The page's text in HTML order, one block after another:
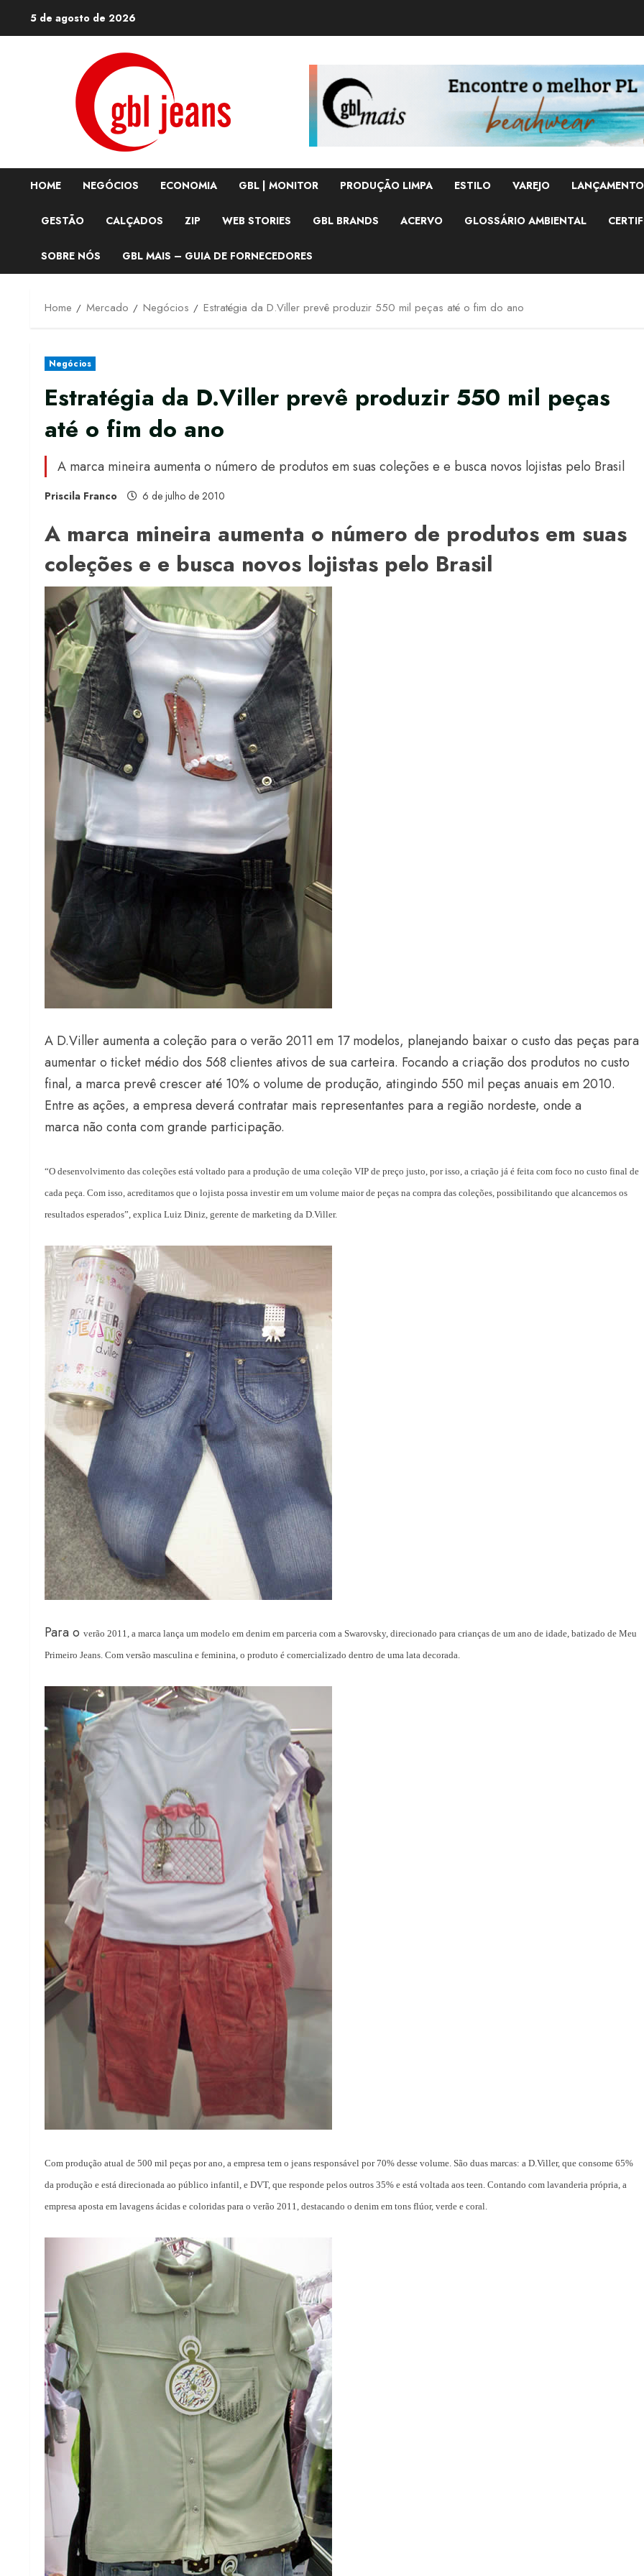
5 de agosto de 2026
HOME NEGÓCIOS ECONOMIA GBL | MONITOR PRODUÇÃO LIMPA ESTILO VAREJO
GESTÃO CALÇADOS ZIP WEB STORIES GBL BRANDS ACERVO GLOSSÁRIO AMBIENTAL
SOBRE NÓS GBL MAIS – GUIA DE FORNECEDORES
Home Mercado Negócios Estratégia da D.Viller prevê produzir 550 mil peças até o fim do ano
Negócios
Estratégia da D.Viller prevê produzir 550 mil peças
até o fim do ano
A marca mineira aumenta o número de produtos em suas coleções e e busca novos lojistas pelo Brasil
Priscila Franco 6 de julho de 2010
A marca mineira aumenta o número de produtos em suas
coleções e e busca novos lojistas pelo Brasil
A D.Viller aumenta a coleção para o verão 2011 em 17 modelos, planejando baixar o custo das peças para
aumentar o ticket médio dos 568 clientes ativos de sua carteira. Focando a criação dos produtos no custo
final, a marca prevê crescer até 10% o volume de produção, atingindo 550 mil peças anuais em 2010.
Entre as ações, a empresa deverá contratar mais representantes para a região nordeste, onde a
marca não conta com grande participação.
“O desenvolvimento das coleções está voltado para a produção de uma coleção VIP de preço justo, por isso, a criação já é feita com foco no custo final de
cada peça. Com isso, acreditamos que o lojista possa investir em um volume maior de peças na compra das coleções, possibilitando que alcancemos os
resultados esperados”, explica Luiz Diniz, gerente de marketing da D.Viller.
Para o verão 2011, a marca lança um modelo em denim em parceria com a Swarovsky, direcionado para crianças de um ano de idade, batizado de Meu
Primeiro Jeans. Com versão masculina e feminina, o produto é comercializado dentro de uma lata decorada.
Com produção atual de 500 mil peças por ano, a empresa tem o jeans responsável por 70% desse volume. São duas marcas: a D.Viller, que consome 65%
da produção e está direcionada ao público infantil, e DVT, que responde pelos outros 35% e está voltada aos teen. Contando com lavanderia própria, a
empresa aposta em lavagens ácidas e coloridas para o verão 2011, destacando o denim em tons flúor, verde e coral.
de 2028 da WGSN
Radar GBLjeans 24 de março de 2026